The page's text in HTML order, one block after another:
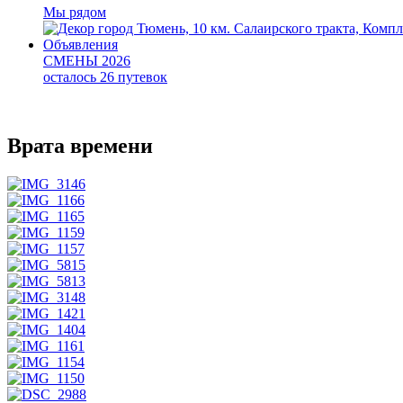
Мы рядом
город Тюмень, 10 км. Салаирского тракта,
Объявления
СМЕНЫ 2026
осталось 26 путевок
Врата времени